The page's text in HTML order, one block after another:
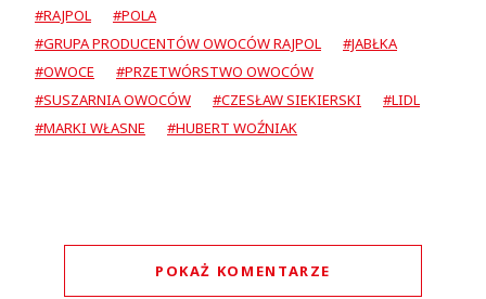
#RAJPOL
#POLA
#GRUPA PRODUCENTÓW OWOCÓW RAJPOL
#JABŁKA
#OWOCE
#PRZETWÓRSTWO OWOCÓW
#SUSZARNIA OWOCÓW
#CZESŁAW SIEKIERSKI
#LIDL
#MARKI WŁASNE
#HUBERT WOŹNIAK
POKAŻ KOMENTARZE